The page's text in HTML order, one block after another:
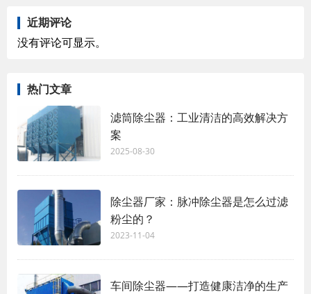
近期评论
没有评论可显示。
热门文章
滤筒除尘器：工业清洁的高效解决方
案
2025-08-30
除尘器厂家：脉冲除尘器是怎么过滤
粉尘的？
2023-11-04
车间除尘器——打造健康洁净的生产